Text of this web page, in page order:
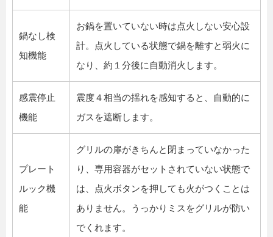
鍋なし検
知機能
お鍋を置いていない時は点火しない安心設
計。点火している状態で鍋を離すと弱火に
なり、約１分後に自動消火します。
感震停止
機能
震度４相当の揺れを感知すると、自動的に
ガスを遮断します。
プレート
ルック機
能
グリルの扉がきちんと閉まっていなかった
り、専用容器がセットされていない状態で
は、点火ボタンを押しても火がつくことは
ありません。うっかりミスをグリルが防い
でくれます。